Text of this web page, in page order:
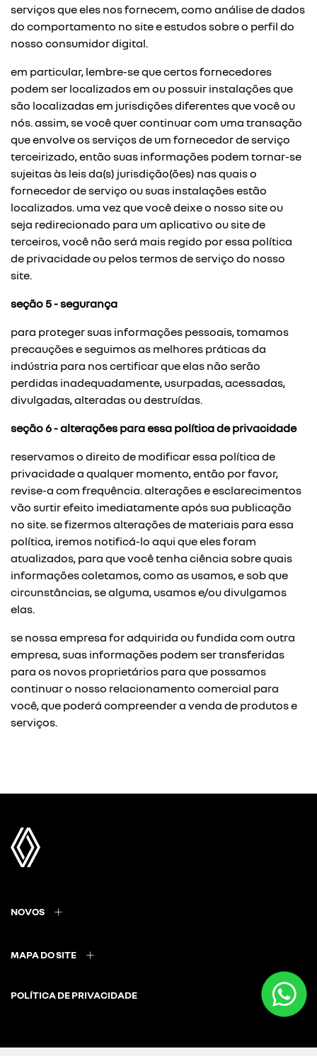
serviços que eles nos fornecem, como análise de dados
do comportamento no site e estudos sobre o perfil do
nosso consumidor digital.
em particular, lembre-se que certos fornecedores
podem ser localizados em ou possuir instalações que
são localizadas em jurisdições diferentes que você ou
nós. assim, se você quer continuar com uma transação
que envolve os serviços de um fornecedor de serviço
terceirizado, então suas informações podem tornar-se
sujeitas às leis da(s) jurisdição(ões) nas quais o
fornecedor de serviço ou suas instalações estão
localizados. uma vez que você deixe o nosso site ou
seja redirecionado para um aplicativo ou site de
terceiros, você não será mais regido por essa política
de privacidade ou pelos termos de serviço do nosso
site.
seção 5 - segurança
para proteger suas informações pessoais, tomamos
precauções e seguimos as melhores práticas da
indústria para nos certificar que elas não serão
perdidas inadequadamente, usurpadas, acessadas,
divulgadas, alteradas ou destruídas.
seção 6 - alterações para essa política de privacidade
reservamos o direito de modificar essa política de
privacidade a qualquer momento, então por favor,
revise-a com frequência. alterações e esclarecimentos
vão surtir efeito imediatamente após sua publicação
no site. se fizermos alterações de materiais para essa
política, iremos notificá-lo aqui que eles foram
atualizados, para que você tenha ciência sobre quais
informações coletamos, como as usamos, e sob que
circunstâncias, se alguma, usamos e/ou divulgamos
elas.
se nossa empresa for adquirida ou fundida com outra
empresa, suas informações podem ser transferidas
para os novos proprietários para que possamos
continuar o nosso relacionamento comercial para
você, que poderá compreender a venda de produtos e
serviços.
NOVOS
MAPA DO SITE
POLÍTICA DE PRIVACIDADE